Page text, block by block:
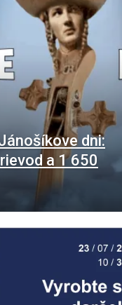
dni:
a 1 650